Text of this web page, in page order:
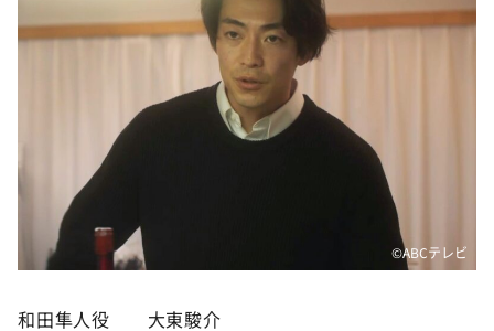
©️ABCテレビ
和田隼人役 大東駿介